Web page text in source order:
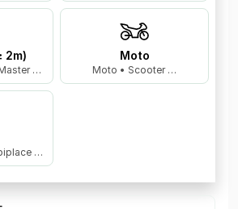
2m)
…
Moto
Moto • Scooter …
…